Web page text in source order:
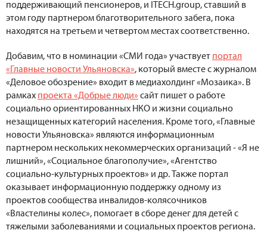
поддерживающий пенсионеров, и ITECH.group, ставший в
этом году партнером благотворительного забега, пока
находятся на третьем и четвертом местах соответственно.
Добавим, что в номинации «СМИ года» участвует портал
«Главные новости Ульяновска», который вместе с журналом
«Деловое обозрение» входит в медиахолдинг «Мозаика». В
рамках проекта «Добрые люди» сайт пишет о работе
социально ориентированных НКО и жизни социально
незащищенных категорий населения. Кроме того, «Главные
новости Ульяновска» являются информационным
партнером нескольких некоммерческих организаций - «Я не
лишний», «Социальное благополучие», «Агентство
социально-культурных проектов» и др. Также портал
оказывает информационную поддержку одному из
проектов сообщества инвалидов-колясочников
«Властелины колес», помогает в сборе денег для детей с
тяжелыми заболеваниями и социальных проектов региона.